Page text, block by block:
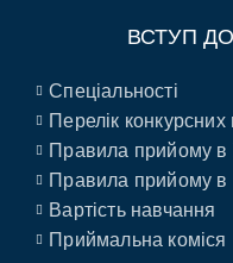
ВСТУП
Спеціальності
Перелік конкурсних
Правила прийому в
Правила прийому
Вартість навчання
Приймальна коміся